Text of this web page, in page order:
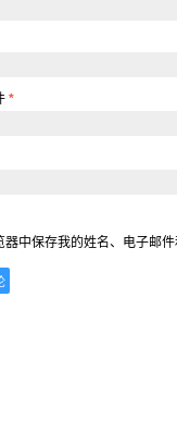
*
器中保存我的姓名、电子邮